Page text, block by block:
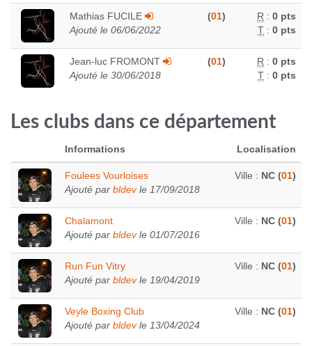
Mathias FUCILE
Ajouté le 06/06/2022
(01) R : 0 pts
T : 0 pts
Jean-luc FROMONT
Ajouté le 30/06/2018
(01) R : 0 pts
T : 0 pts
Les clubs dans ce département
Informations Localisation
Foulees Vourloises
Ajouté par bldevle 17/09/2018
Ville : NC (01)
Chalamont
Ajouté par bldevle 01/07/2016
Ville : NC (01)
Run Fun Vitry
Ajouté par bldevle 19/04/2019
Ville : NC (01)
Veyle Boxing Club
Ajouté par bldevle 13/04/2024
Ville : NC (01)